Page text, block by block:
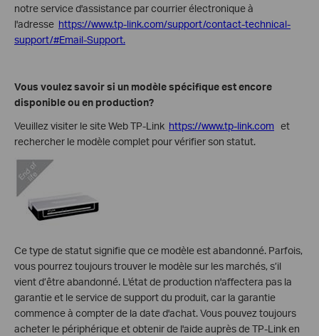
notre service d'assistance par courrier électronique à
l'adresse https://www.tp-link.com/support/contact-technical-
support/#Email-Support.
Vous voulez savoir si un modèle spécifique est encore
disponible ou en production?
Veuillez visiter le site Web TP-Link https://www.tp-link.com et
rechercher le modèle complet pour vérifier son statut.
Ce type de statut signifie que ce modèle est abandonné. Parfois,
vous pourrez toujours trouver le modèle sur les marchés, s’il
vient d’être abandonné. L'état de production n'affectera pas la
garantie et le service de support du produit, car la garantie
commence à compter de la date d'achat. Vous pouvez toujours
acheter le périphérique et obtenir de l'aide auprès de TP-Link en